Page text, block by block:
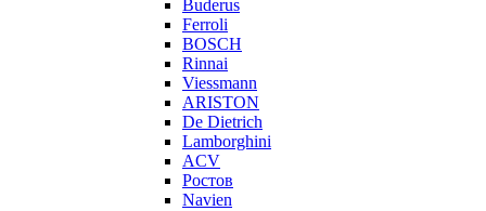
Buderus
Ferroli
BOSCH
Rinnai
Viessmann
ARISTON
De Dietrich
Lamborghini
ACV
Ростов
Navien